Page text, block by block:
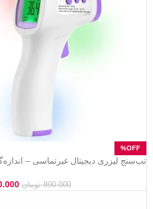
تب‌سنج لیزری دیجیتال غیرتماسی –
890.000 تومان